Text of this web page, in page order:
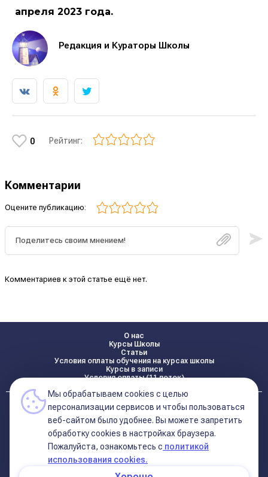
апреля 2023 года.
Редакция и Кураторы Школы
0 Рейтинг:
Комментарии
Оцените публикацию:
Комментариев к этой статье ещё нет.
О нас
Курсы Школы
Статьи
Условия оплаты обучения на курсах школы
Курсы в записи
Условия оплаты (11 поток)
Реквизиты
Контакты
Политика конфиденциальности
Договор оферта (соглашение)
+7 495 681 02 96
Мы обрабатываем cookies с целью
персонализации сервисов и чтобы пользоваться
веб-сайтом было удобнее. Вы можете запретить
обработку сookies в настройках браузера.
Пожалуйста, ознакомьтесь с политикой
использования cookies.